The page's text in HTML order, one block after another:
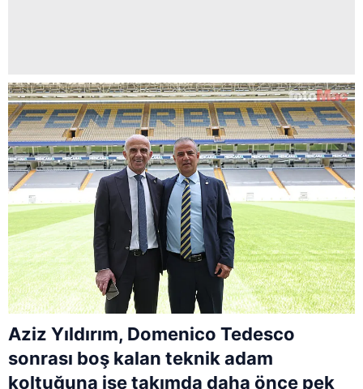
Aziz Yıldırım, Domenico Tedesco
sonrası boş kalan teknik adam
koltuğuna ise takımda daha önce pek